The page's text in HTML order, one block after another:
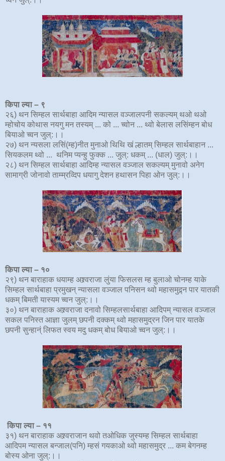
किपा ल्या – ९
२६) थन सिम्हल सार्थबाहा आदिम न्यासल वञ्जालपनी सकल्यम् थओ थओ
म्होचोय कोथास नयगु मन तस्यम् ... को ... च्वोन ... थ्वो बेलास लसिंम्हन बोध
बियाओ च्वन जुल्:।।
२७) थन न्यसला लसिं(म्ह)नीत मुनाओ थिथि खं ल्हातम् सिम्हल सार्थबाहान ...
सियकलम थ्वो ... थनिम प्यन्हु फुक्क ... जुल्: धकम् ... (धाल) जुल्:।।
२८) थन सिम्हल सार्थबाहा आदिम्ह न्यासल वञ्जाल सकल्यम् मुनावो अनेग
सामाग्री जोनावो ताम्म्रव्दिप धयागु देशन हथासन पिहा ओन जुल्:।।
किपा ल्या – १०
२९) थन बाराहाक धयाम्ह अश्र्वराजा लुंया फिसलस म्ह बुलाओ चोनम्ह याके
सिम्हल सार्थबाहा प्रमुखन् न्यासला वञ्जाल पनिसन थ्वो महासमुद्र्न पार यातकी
धकम् बिमती यास्यम च्वन जुल्:।।
३०) थन बाराहाक अश्र्वराजा दनावो सिम्हलसार्थबाहा आदिपम् न्यासल वञ्जाल
सकल पनिस्त आज्ञा जुलम् छपनी दक्कम् थ्वो महासमुद्रन जिन पार यातके
छपनी सुन्हान्ं लिफत स्वय मदु धकम् बोध बियाओ च्वन जुल्:।।
किपा ल्या – ११
३१) थन बाराहाक अश्र्वराजान थवो तओधिक जुस्यम्ह सिम्हल सार्थबाहा
आदिपम न्यासल बन्जाल(पनि) म्हसं गयकाओ थ्वो महासमुद्र ... कम बेगनम्ह
बोस्य ओना जुल्:।।